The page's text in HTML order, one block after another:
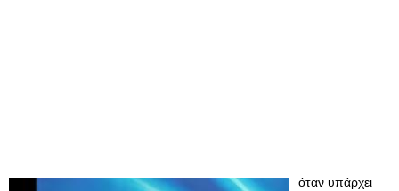
όταν υπάρχει